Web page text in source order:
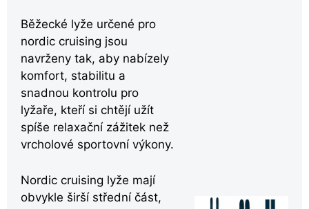
Běžecké lyže určené pro
nordic cruising jsou
navrženy tak, aby nabízely
komfort, stabilitu a
snadnou kontrolu pro
lyžaře, kteří si chtějí užít
spíše relaxační zážitek než
vrcholové sportovní výkony.
Nordic cruising lyže mají
obvykle širší střední část,